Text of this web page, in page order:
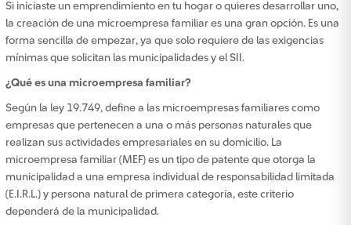
Si iniciaste un emprendimiento en tu hogar o quieres desarrollar uno,
la creación de una microempresa familiar es una gran opción. Es una
forma sencilla de empezar, ya que solo requiere de las exigencias
mínimas que solicitan las municipalidades y el SII.
¿Qué es una microempresa familiar?
Según la ley 19.749, define a las microempresas familiares como
empresas que pertenecen a una o más personas naturales que
realizan sus actividades empresariales en su domicilio. La
microempresa familiar (MEF) es un tipo de patente que otorga la
municipalidad a una empresa individual de responsabilidad limitada
(E.I.R.L.) y persona natural de primera categoría, este criterio
dependerá de la municipalidad.